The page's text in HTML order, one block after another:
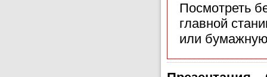
Посмотреть
главной
или